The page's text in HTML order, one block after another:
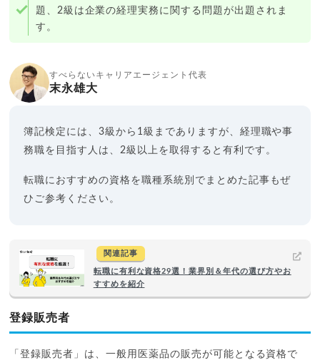
題、2級は企業の経理実務に関する問題が出題されま
す。
すべらないキャリアエージェント代表
末永雄大
簿記検定には、3級から1級までありますが、経理職や事
務職を目指す人は、2級以上を取得すると有利です。
転職におすすめの資格を職種系統別でまとめた記事もぜ
ひご参考ください。
関連記事
転職に有利な資格29選！業界別＆年代の選び方やお
すすめを紹介
登録販売者
「登録販売者」は、一般用医薬品の販売が可能となる資格で